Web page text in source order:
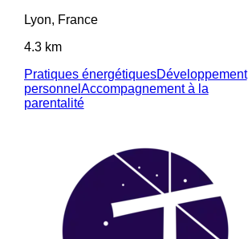
Lyon, France
4.3 km
Pratiques énergétiquesDéveloppement
personnel Accompagnement à la
parentalité